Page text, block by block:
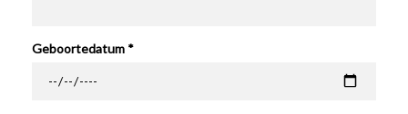
Geboortedatum *